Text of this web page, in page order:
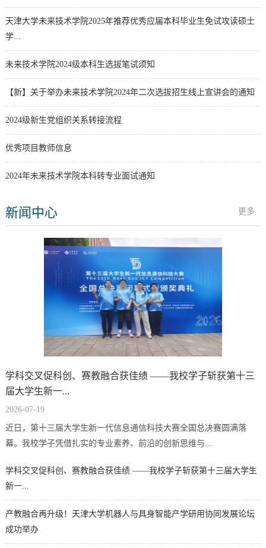
天津大学未来技术学院2025年推荐优秀应届本科毕业生免试攻读硕士
学...
未来技术学院2024级本科生选拔笔试须知
【新】关于举办未来技术学院2024年二次选拔招生线上宣讲会的通知
2024级新生党组织关系转接流程
优秀项目教师信息
2024年未来技术学院本科转专业面试通知
新闻中心 更多
学科交叉促科创、赛教融合获佳绩 ——我校学子斩获第十三
届大学生新一...
2026-07-19
近日，第十三届大学生新一代信息通信科技大赛全国总决赛圆满落
幕。我校学子凭借扎实的专业素养、前沿的创新思维与...
学科交叉促科创、赛教融合获佳绩 ——我校学子斩获第十三届大学生
新一...
产教融合再升级！天津大学机器人与具身智能产学研用协同发展论坛
成功举办